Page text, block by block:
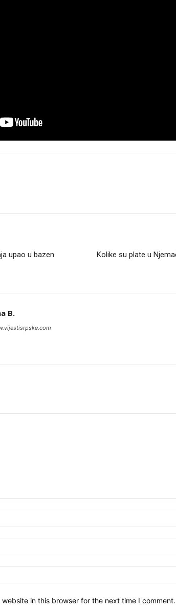
upao u bazen
Kolike su plate u
B.
in this browser for the next time I comment.